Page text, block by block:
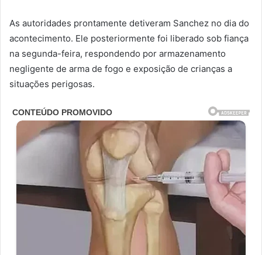
As autoridades prontamente detiveram Sanchez no dia do
acontecimento. Ele posteriormente foi liberado sob fiança
na segunda-feira, respondendo por armazenamento
negligente de arma de fogo e exposição de crianças a
situações perigosas.